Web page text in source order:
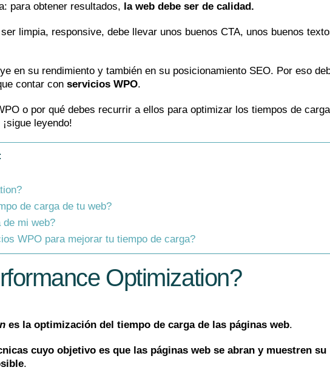
para obtener resultados, la web debe ser de calidad.
limpia, responsive, debe llevar unos buenos CTA, unos buenos
en su rendimiento y también en su posicionamiento SEO. Por eso
contar con servicios WPO.
o por qué debes recurrir a ellos para optimizar los tiempos de
leyendo!
de carga de tu web?
de mi web?
WPO para mejorar tu tiempo de carga?
Optimization?
es la optimización del tiempo de carga de las páginas web.
cuyo objetivo es que las páginas web se abran y muestren su
.